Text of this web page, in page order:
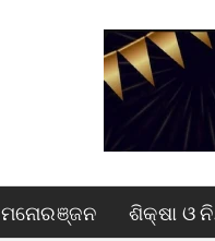
ମନୋରଞ୍ଜନ ଶିକ୍ଷା ଓ